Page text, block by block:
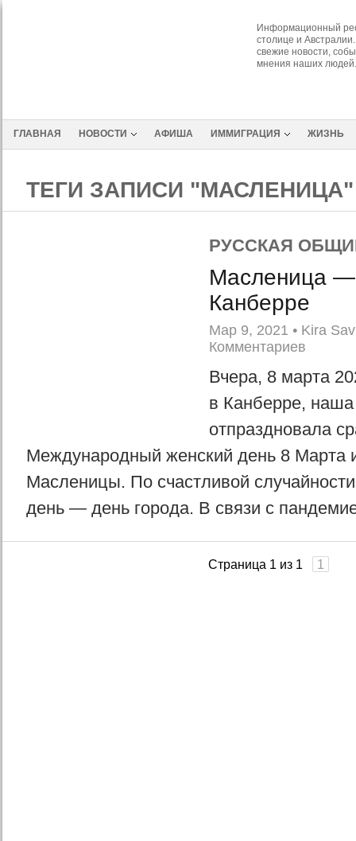
Информационный
столице и
свежие новости,
мнения наших людей.
ГЛАВНАЯ НОВОСТИ АФИША ИММИГРАЦИЯ ЖИЗНЬ
ТЕГИ ЗАПИСИ "МАСЛЕНИЦА"
РУССКАЯ
Масленица
Канберре
Мар 9, 2021 • Kira
Комментариев
Вчера, 8 марта
в Канберре,
отпраздновала
Международный женский день 8 Марта
Масленицы. По счастливой
день — день города. В связи с
Страница 1 из 1 1